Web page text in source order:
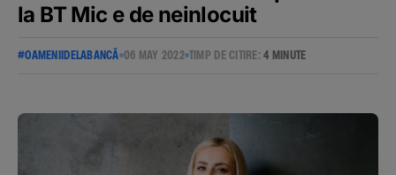
la BT Mic e de neinlocuit
#OAMENIIDELABANCĂ 06 MAY 2022 TIMP DE CITIRE:4 MINUTE